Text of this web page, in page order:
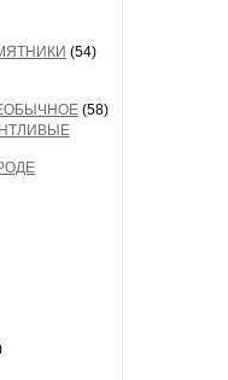
(54)
(58)